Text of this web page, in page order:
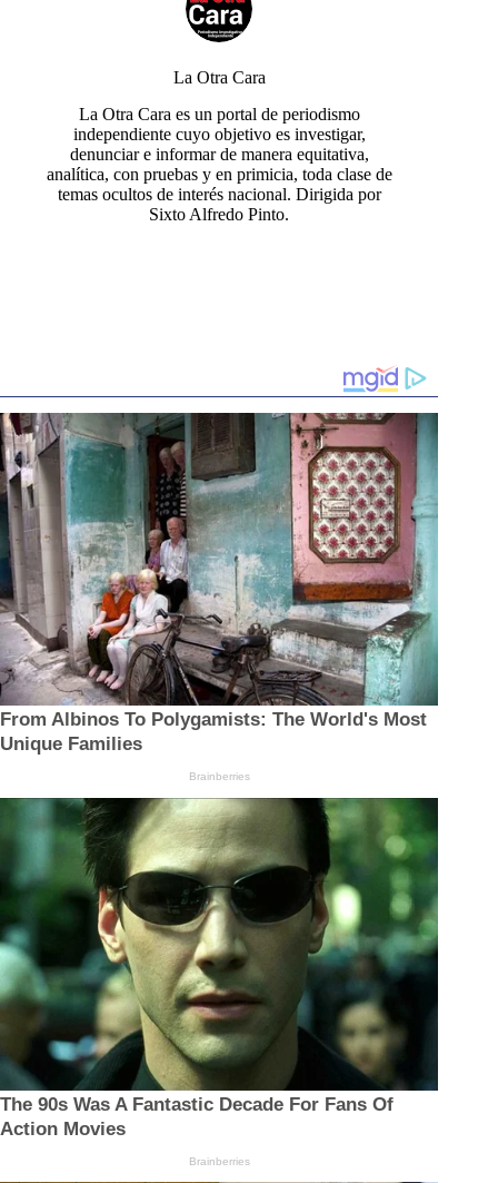
La Otra Cara
La Otra Cara es un portal de periodismo
independiente cuyo objetivo es investigar,
denunciar e informar de manera equitativa,
analítica, con pruebas y en primicia, toda clase de
temas ocultos de interés nacional. Dirigida por
Sixto Alfredo Pinto.